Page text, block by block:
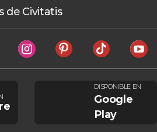
de Civitatis
DISPONIBLE EN
Google
Play